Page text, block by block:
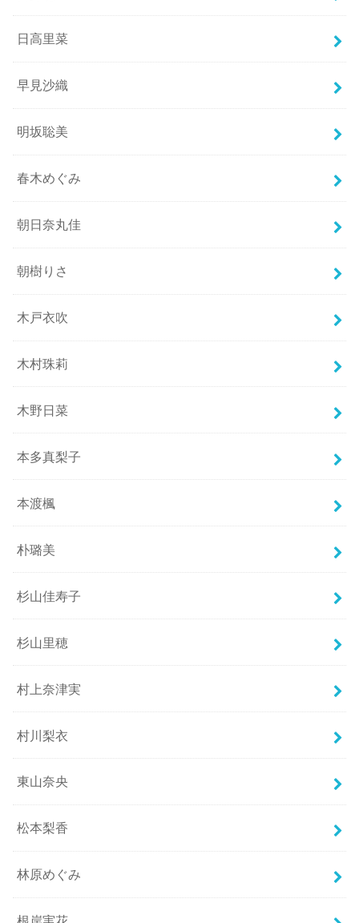
日高里菜
早見沙織
明坂聡美
春木めぐみ
朝日奈丸佳
朝樹りさ
木戸衣吹
木村珠莉
木野日菜
本多真梨子
本渡楓
朴璐美
杉山佳寿子
杉山里穂
村上奈津実
村川梨衣
東山奈央
松本梨香
林原めぐみ